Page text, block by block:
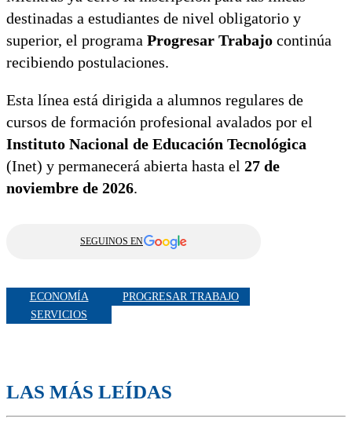
destinadas a estudiantes de nivel obligatorio y
superior, el programa Progresar Trabajo continúa
recibiendo postulaciones.
Esta línea está dirigida a alumnos regulares de
cursos de formación profesional avalados por el
Instituto Nacional de Educación Tecnológica
(Inet) y permanecerá abierta hasta el 27 de
noviembre de 2026.
SEGUINOS EN
ECONOMÍA
PROGRESAR TRABAJO
SERVICIOS
LAS MÁS LEÍDAS